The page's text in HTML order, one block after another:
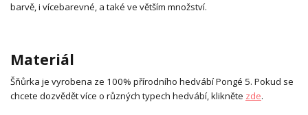
barvě, i vícebarevné, a také ve větším množství.
Materiál
Šňůrka je vyrobena ze 100% přírodního hedvábí Pongé 5. Pokud se
chcete dozvědět více o různých typech hedvábí, klikněte zde.